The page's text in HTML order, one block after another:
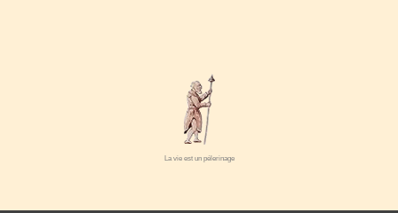
La vie est un pélerinage